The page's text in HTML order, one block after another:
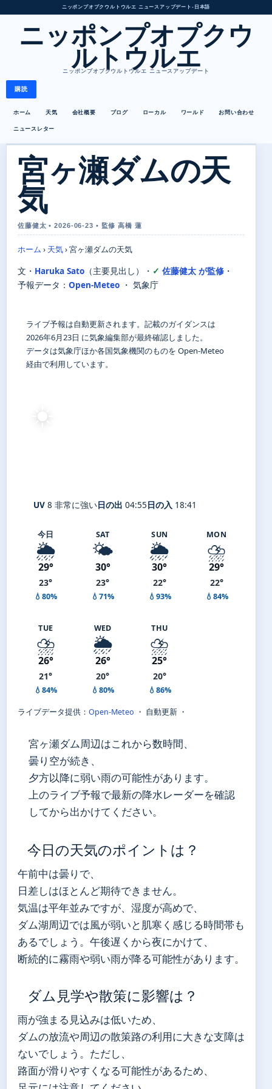
ニッポンプオプクウルトウルエ ニュースアップデート • 日本語
ニッポンプオプクウ
ルトウルエ
ニッポンプオプクウルトウルエ ニュースアップデート
購読
ホーム 天気 会社概要 ブログ ローカル ワールド お問い合わせ
ニュースレター
宮ヶ瀬ダムの天
気
佐藤健太 • 2026-06-23 • 監修 高橋 蓮
ホーム › 天気›宮ヶ瀬ダムの天気
文・ Haruka Sato （主要見出し） ・ 佐藤健太 が監修 ・
予報データ： Open-Meteo ・ 気象庁
ライブ予報は自動更新されます。記載のガイダンスは
2026年6月23日 に気象編集部が最終確認しました。
データは気象庁ほか各国気象機関のものを Open-Meteo
経由で利用しています。
☀️
UV 8 非常に強い日の出 04:55日の入 18:41
今日
🌦️
29°
23°
💧80%
SAT
🌤️
30°
23°
💧71%
SUN
🌦️
30°
22°
💧93%
MON
⛈️
29°
22°
💧84%
TUE
⛈️
26°
21°
💧84%
WED
🌦️
26°
20°
💧80%
THU
⛈️
25°
20°
💧86%
ライブデータ提供： Open-Meteo ・ 自動更新 ・
宮ヶ瀬ダム周辺はこれから数時間、
曇り空が続き、
夕方以降に弱い雨の可能性があります。
上のライブ予報で最新の降水レーダーを確認
してから出かけてください。
今日の天気のポイントは？
午前中は曇りで、
日差しはほとんど期待できません。
気温は平年並みですが、湿度が高めで、
ダム湖周辺では風が弱いと肌寒く感じる時間帯も
あるでしょう。午後遅くから夜にかけて、
断続的に霧雨や弱い雨が降る可能性があります。
ダム見学や散策に影響は？
雨が強まる見込みは低いため、
ダムの放流や周辺の散策路の利用に大きな支障は
ないでしょう。ただし、
路面が滑りやすくなる可能性があるため、